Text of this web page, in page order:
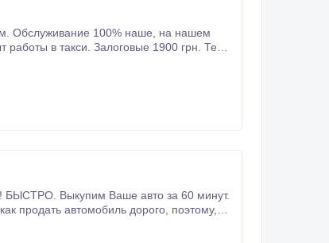
БЫСТРО. Выкупим Ваше авто за 60 минут.
автомобиль дорого, поэтому,